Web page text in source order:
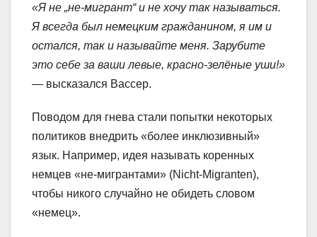
«Я не „не-мигрант“ и не хочу так называться.
Я всегда был немецким гражданином, я им и
остался, так и называйте меня. Зарубите
это себе за ваши левые, красно-зелёные уши!»
— высказался Вассер.
Поводом для гнева стали попытки некоторых
политиков внедрить «более инклюзивный»
язык. Например, идея называть коренных
немцев «не-мигрантами» (Nicht-Migranten),
чтобы никого случайно не обидеть словом
«немец».